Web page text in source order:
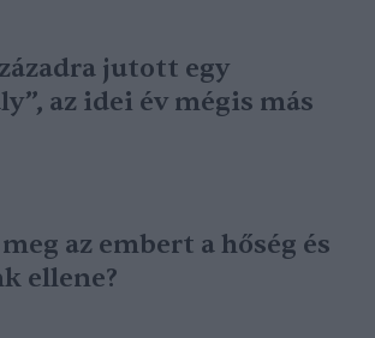
jutott egy
az idei év mégis más
az embert a hőség és
ellene?